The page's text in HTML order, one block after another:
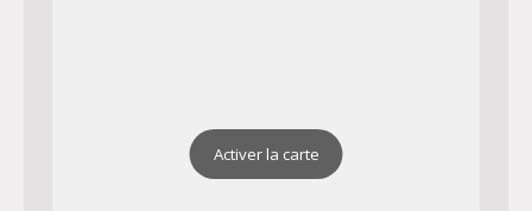
Activer la carte